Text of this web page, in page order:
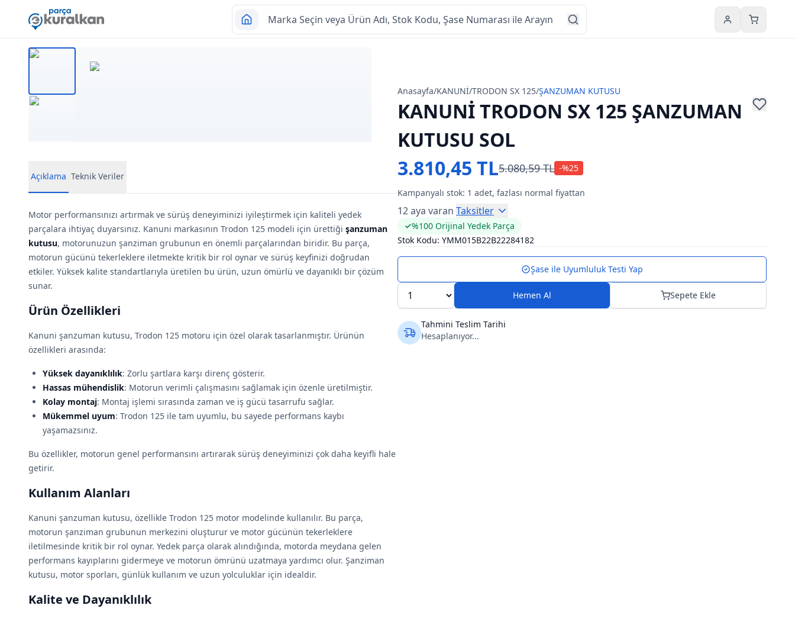
HesabımSepetim
Anasayfa/KANUNİ/TRODON SX 125/ŞANZUMAN KUTUSU
KANUNİ TRODON SX 125 ŞANZUMAN
KUTUSU SOL
3.810,45 TL5.080,59 TL -%25
Kampanyalı stok: 1 adet, fazlası normal fiyattan
12 aya varan Taksitler
%100 Orijinal Yedek Parça
Stok Kodu: YMM015B22B22284182
Şase ile Uyumluluk Testi Yap
Hemen Al Sepete Ekle
Tahmini Teslim Tarihi
Hesaplanıyor...
Açıklama Teknik Veriler
Motor performansınızı artırmak ve sürüş deneyiminizi iyileştirmek için kaliteli yedek
parçalara ihtiyaç duyarsınız. Kanuni markasının Trodon 125 modeli için ürettiği şanzuman
kutusu, motorunuzun şanziman grubunun en önemli parçalarından biridir. Bu parça,
motorun gücünü tekerleklere iletmekte kritik bir rol oynar ve sürüş keyfinizi doğrudan
etkiler. Yüksek kalite standartlarıyla üretilen bu ürün, uzun ömürlü ve dayanıklı bir çözüm
sunar.
Ürün Özellikleri
Kanuni şanzuman kutusu, Trodon 125 motoru için özel olarak tasarlanmıştır. Ürünün
özellikleri arasında:
Yüksek dayanıklılık: Zorlu şartlara karşı direnç gösterir.
Hassas mühendislik: Motorun verimli çalışmasını sağlamak için özenle üretilmiştir.
Kolay montaj: Montaj işlemi sırasında zaman ve iş gücü tasarrufu sağlar.
Mükemmel uyum: Trodon 125 ile tam uyumlu, bu sayede performans kaybı
yaşamazsınız.
Bu özellikler, motorun genel performansını artırarak sürüş deneyiminizi çok daha keyifli hale
getirir.
Kullanım Alanları
Kanuni şanzuman kutusu, özellikle Trodon 125 motor modelinde kullanılır. Bu parça,
motorun şanziman grubunun merkezini oluşturur ve motor gücünün tekerleklere
iletilmesinde kritik bir rol oynar. Yedek parça olarak alındığında, motorda meydana gelen
performans kayıplarını gidermeye ve motorun ömrünü uzatmaya yardımcı olur. Şanziman
kutusu, motor sporları, günlük kullanım ve uzun yolculuklar için idealdir.
Kalite ve Dayanıklılık